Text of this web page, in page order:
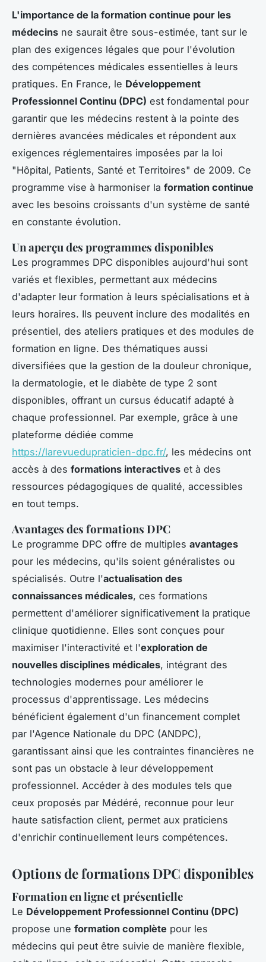
L'importance de la formation continue pour les
médecins ne saurait être sous-estimée, tant sur le
plan des exigences légales que pour l'évolution
des compétences médicales essentielles à leurs
pratiques. En France, le Développement
Professionnel Continu (DPC) est fondamental pour
garantir que les médecins restent à la pointe des
dernières avancées médicales et répondent aux
exigences réglementaires imposées par la loi
"Hôpital, Patients, Santé et Territoires" de 2009. Ce
programme vise à harmoniser la formation continue
avec les besoins croissants d'un système de santé
en constante évolution.
Un aperçu des programmes disponibles
Les programmes DPC disponibles aujourd'hui sont
variés et flexibles, permettant aux médecins
d'adapter leur formation à leurs spécialisations et à
leurs horaires. Ils peuvent inclure des modalités en
présentiel, des ateliers pratiques et des modules de
formation en ligne. Des thématiques aussi
diversifiées que la gestion de la douleur chronique,
la dermatologie, et le diabète de type 2 sont
disponibles, offrant un cursus éducatif adapté à
chaque professionnel. Par exemple, grâce à une
plateforme dédiée comme
https://larevuedupraticien-dpc.fr/, les médecins ont
accès à des formations interactives et à des
ressources pédagogiques de qualité, accessibles
en tout temps.
Avantages des formations DPC
Le programme DPC offre de multiples avantages
pour les médecins, qu'ils soient généralistes ou
spécialisés. Outre l'actualisation des
connaissances médicales, ces formations
permettent d'améliorer significativement la pratique
clinique quotidienne. Elles sont conçues pour
maximiser l'interactivité et l'exploration de
nouvelles disciplines médicales, intégrant des
technologies modernes pour améliorer le
processus d'apprentissage. Les médecins
bénéficient également d'un financement complet
par l'Agence Nationale du DPC (ANDPC),
garantissant ainsi que les contraintes financières ne
sont pas un obstacle à leur développement
professionnel. Accéder à des modules tels que
ceux proposés par Médéré, reconnue pour leur
haute satisfaction client, permet aux praticiens
d'enrichir continuellement leurs compétences.
Options de formations DPC disponibles
Formation en ligne et présentielle
Le Développement Professionnel Continu (DPC)
propose une formation complète pour les
médecins qui peut être suivie de manière flexible,